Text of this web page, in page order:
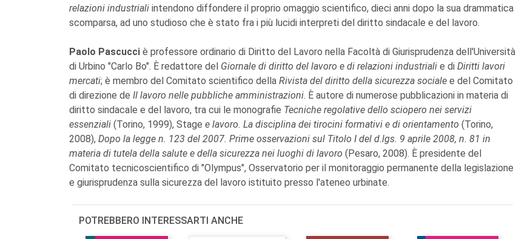
relazioni industriali intendono diffondere il proprio omaggio scientifico, dieci anni dopo la sua drammatica
scomparsa, ad uno studioso che è stato fra i più lucidi interpreti del diritto sindacale e del lavoro.
Paolo Pascucci è professore ordinario di Diritto del Lavoro nella Facoltà di Giurisprudenza dell'Università
di Urbino "Carlo Bo". È redattore del Giornale di diritto del lavoro e di relazioni industriali e di Diritti lavori
mercati; è membro del Comitato scientifico della Rivista del diritto della sicurezza sociale e del Comitato
di direzione de Il lavoro nelle pubbliche amministrazioni. È autore di numerose pubblicazioni in materia di
diritto sindacale e del lavoro, tra cui le monografie Tecniche regolative dello sciopero nei servizi
essenziali (Torino, 1999), Stage e lavoro. La disciplina dei tirocini formativi e di orientamento (Torino,
2008), Dopo la legge n. 123 del 2007. Prime osservazioni sul Titolo I del d.lgs. 9 aprile 2008, n. 81 in
materia di tutela della salute e della sicurezza nei luoghi di lavoro (Pesaro, 2008). È presidente del
Comitato tecnicoscientifico di "Olympus", Osservatorio per il monitoraggio permanente della legislazione
e giurisprudenza sulla sicurezza del lavoro istituito presso l'ateneo urbinate.
POTREBBERO INTERESSARTI ANCHE